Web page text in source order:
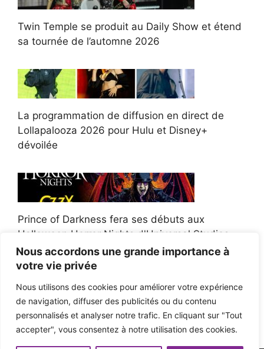
Nous accordons une grande importance à
votre vie privée
Nous utilisons des cookies pour améliorer votre expérience
de navigation, diffuser des publicités ou du contenu
personnalisés et analyser notre trafic. En cliquant sur "Tout
accepter", vous consentez à notre utilisation des cookies.
Twin Temple se produit au Daily Show et étend
sa tournée de l’automne 2026
La programmation de diffusion en direct de
Lollapalooza 2026 pour Hulu et Disney+
dévoilée
Prince of Darkness fera ses débuts aux
Halloween Horror Nights d'Universal Studios
Afroman poursuit un policier de l'Ohio après la
victoire du jury en diffamation